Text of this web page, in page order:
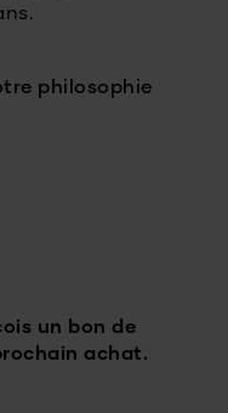
philosophie
un bon de
achat.